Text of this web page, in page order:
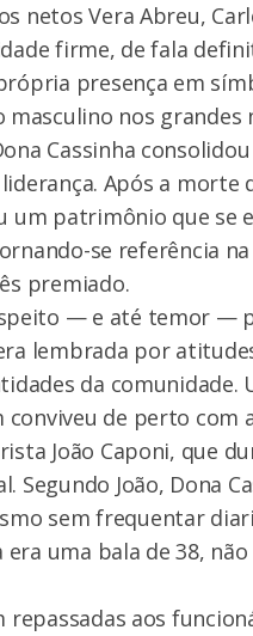
netos Vera Abreu,
firme, de fala
presença em
nos grandes
Cassinha
Após a morte
um patrimônio que se
se referência
premiado.
— e até temor —
lembrada por
da comunidade.
de perto com
João Caponi, que
João, Dona
sem frequentar
uma bala de 38,
aos